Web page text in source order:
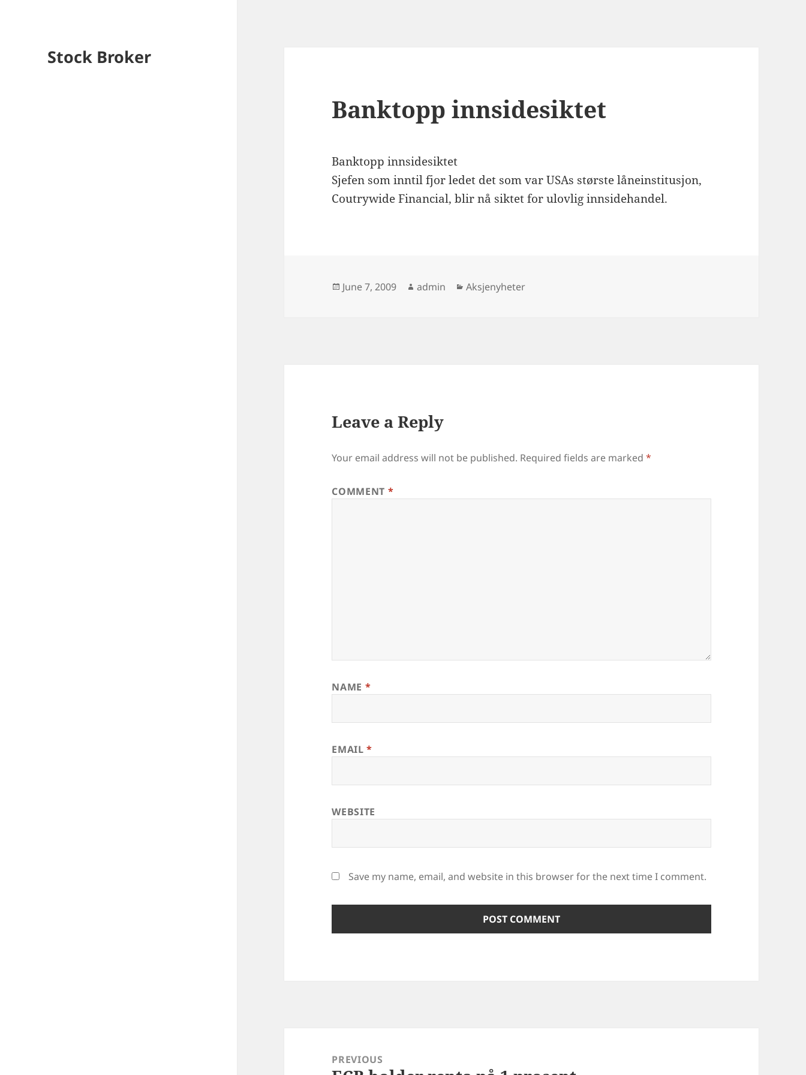
Stock Broker
Banktopp innsidesiktet
Banktopp innsidesiktet
Sjefen som inntil fjor ledet det som var USAs største låneinstitusjon,
Coutrywide Financial, blir nå siktet for ulovlig innsidehandel.
Posted
June 7, 2009 Author
admin Categories
Aksjenyheter
Leave a Reply
Your email address will not be published. Required fields are marked*
COMMENT *
NAME *
EMAIL*
WEBSITE
Save my name, email, and website in this browser for the next time I comment.
navigationPREVIOUS